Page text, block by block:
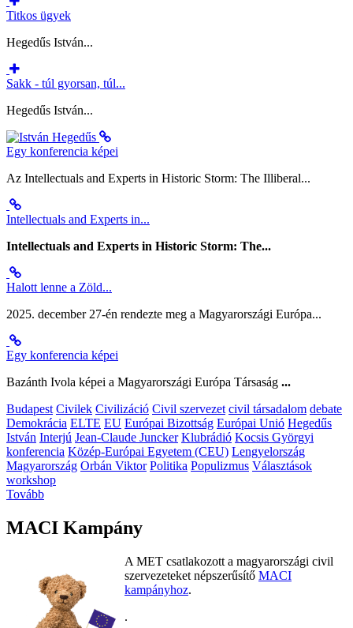
Titkos ügyek
Hegedűs István...
Sakk - túl gyorsan, túl...
Hegedűs István...
Egy konferencia képei
Az Intellectuals and Experts in Historic Storm: The Illiberal...
Intellectuals and Experts in...
Intellectuals and Experts in Historic Storm: The...
Halott lenne a Zöld...
2025. december 27-én rendezte meg a Magyarországi Európa...
Egy konferencia képei
Bazánth Ivola képei a Magyarországi Európa Társaság ...
Budapest Civilek Civilizáció Civil szervezet civil társadalom debate
Demokrácia ELTE EU Európai Bizottság Európai Unió Hegedűs
István Interjú Jean-Claude Juncker Klubrádió Kocsis Györgyi
konferencia Közép-Európai Egyetem (CEU) Lengyelország
Magyarország Orbán Viktor Politika Populizmus Választások
workshop
Tovább
MACI Kampány
A MET csatlakozott a magyarországi civil
szervezeteket népszerűsítő MACI
kampányhoz.
.